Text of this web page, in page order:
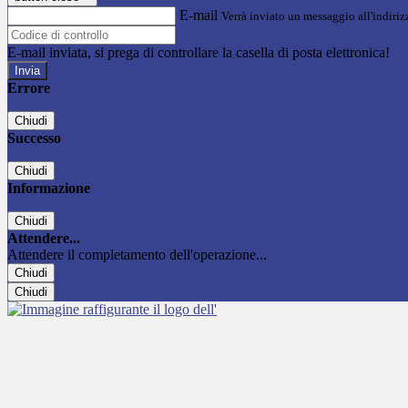
E-mail Verrà inviato un messaggio
E-mail inviata, si prega di controllare la casella di posta elettronica!
Errore
Chiudi
Successo
Chiudi
Informazione
Chiudi
Attendere...
Attendere il completamento dell'operazione...
Chiudi
Chiudi